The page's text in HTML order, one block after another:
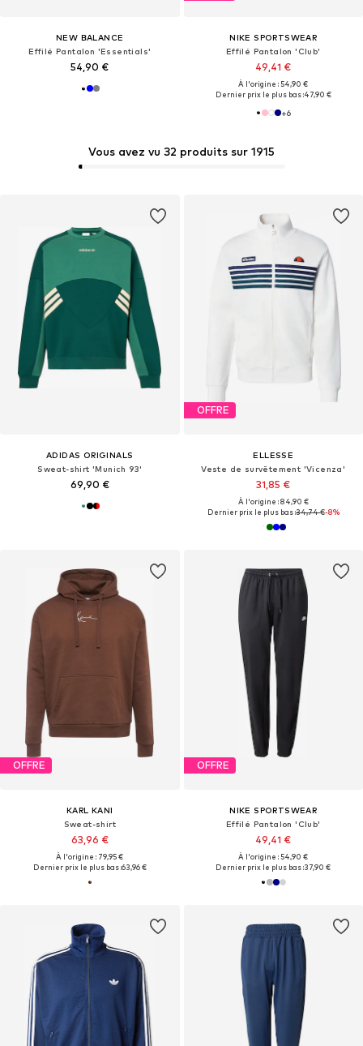
NEW BALANCE
Effilé Pantalon 'Essentials'
54,90 €
NIKE SPORTSWEAR
Effilé Pantalon 'Club'
49,41 €
À l'origine : 54,90 €
Dernier prix le plus bas :47,90 €
+6
ADIDAS ORIGINALS
Sweat-shirt 'Munich 93'
69,90 €
OFFRE
ELLESSE
Veste de survêtement 'Vicenza'
31,85 €
À l'origine : 84,90 €
Dernier prix le plus bas :34,74 €-8%
Vous avez vu 32 produits sur 1915
OFFRE
KARL KANI
Sweat-shirt
63,96 €
À l'origine : 79,95 €
Dernier prix le plus bas :63,96 €
OFFRE
NIKE SPORTSWEAR
Effilé Pantalon 'Club'
49,41 €
À l'origine : 54,90 €
Dernier prix le plus bas :37,90 €